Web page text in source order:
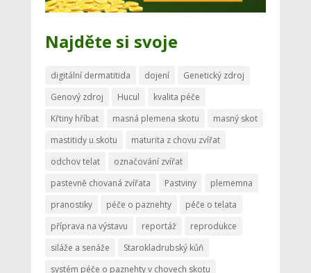
Najděte si svoje
digitální dermatitida dojení
Genetický zdroj
Genový zdroj
Hucul
kvalita péče
Křtiny hříbat
masná plemena skotu
masný skot
mastitidy u skotu
maturita z chovu zvířat
odchov telat
označování zvířat
pastevně chovaná zvířata
Pastviny
plememna
pranostiky
péče o paznehty
péče o telata
příprava na výstavu
reportáž
reprodukce
siláže a senáže
Starokladrubský kůň
systém péče o paznehty v chovech skotu